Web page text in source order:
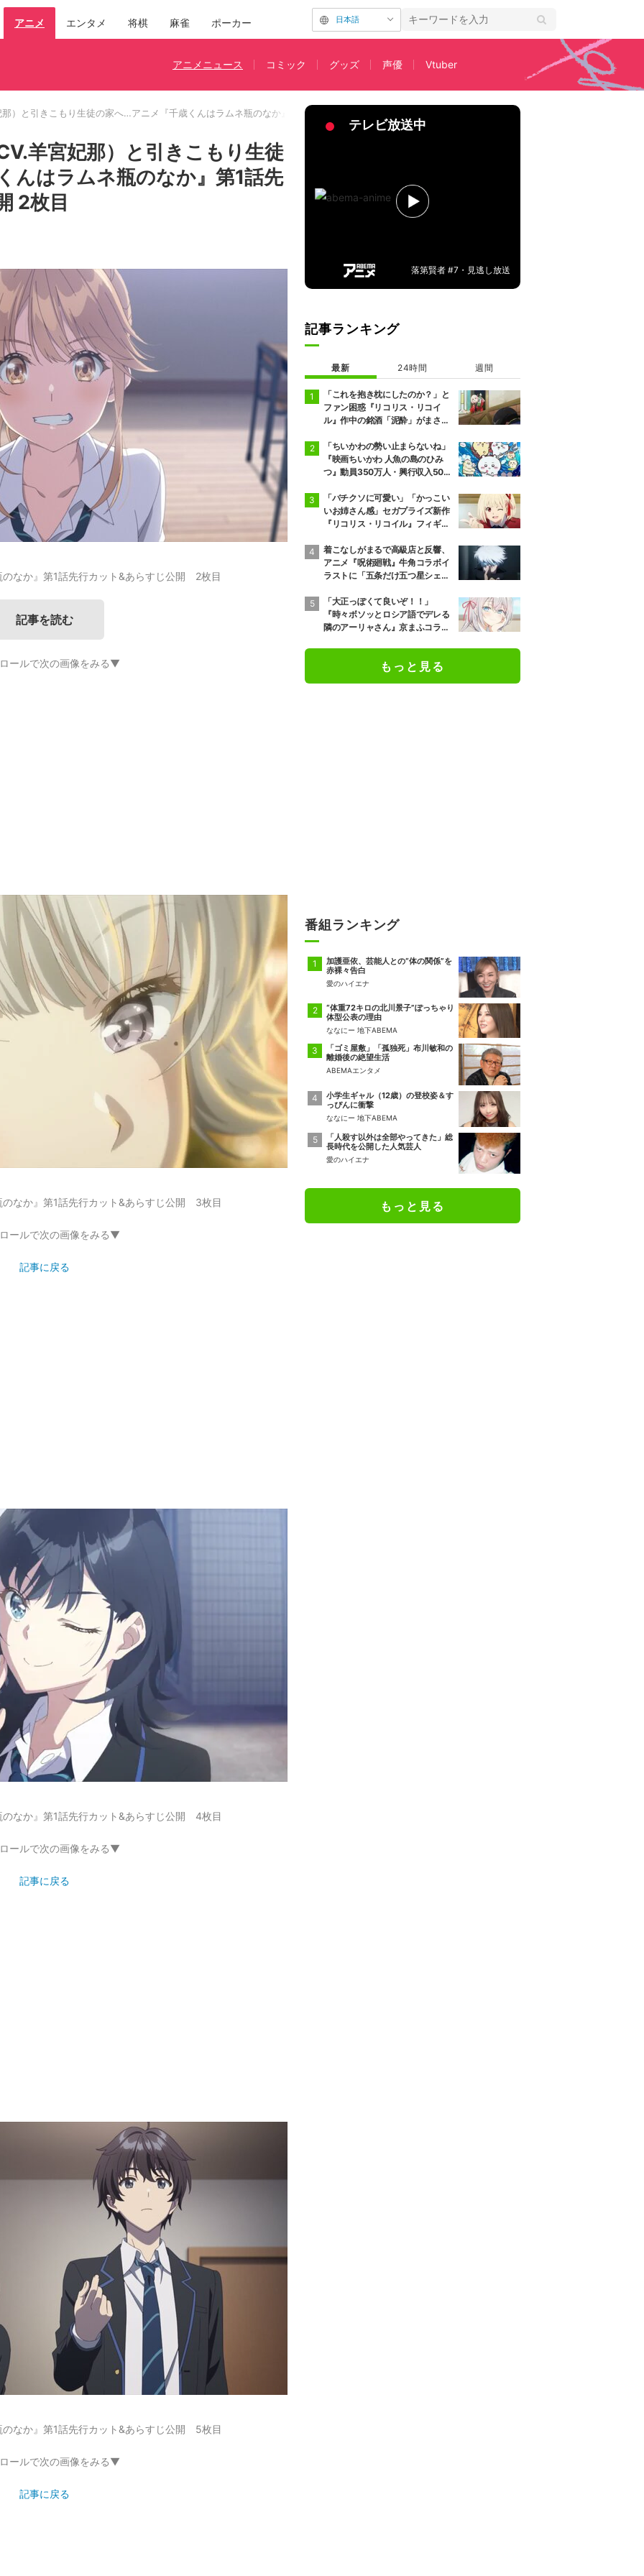
アニメ エンタメ 将棋 麻雀 ポーカー 日本語
アニメニュース コミック グッズ 声優 Vtuber
）と引きこもり生徒の家へ…アニメ『千歳くんはラムネ瓶のなか』第1話先行カット&あらすじ公開
羊宮妃那）と引きこもり生徒
んはラムネ瓶のなか』第1話先
2枚目
なか』第1話先行カット&あらすじ公開 2枚目
記事を読む
ールで次の画像をみる▼
なか』第1話先行カット&あらすじ公開 3枚目
ールで次の画像をみる▼
記事に戻る
なか』第1話先行カット&あらすじ公開 4枚目
ールで次の画像をみる▼
記事に戻る
なか』第1話先行カット&あらすじ公開 5枚目
ールで次の画像をみる▼
記事に戻る
テレビ放送中
落第賢者 #7・見逃し放送
記事ランキング
最新 24時間 週間
「これを抱き枕にしたのか？」と
ファン困惑『リコリス・リコイ
ル』作中の銘酒「泥酔」がまさか
「ちいかわの勢い止まらないね」
『映画ちいかわ 人魚の島のひみ
つ』動員350万人・興行収入50億
「バチクソに可愛い」「かっこい
いお姉さん感」セガプライズ新作
『リコリス・リコイル』フィギュ
着こなしがまるで高級店と反響、
アニメ『呪術廻戦』牛角コラボイ
ラストに「五条だけ五つ星シェ
「大正っぽくて良いぞ！！」
『時々ボソッとロシア語でデレる
隣のアーリャさん』京まふコラボ
もっと見る
番組ランキング
加護亜依、芸能人との“体の関係”を
赤裸々告白
愛のハイエナ
“体重72キロの北川景子”ぽっちゃり
体型公表の理由
ななにー 地下ABEMA
「ゴミ屋敷」「孤独死」布川敏和の
離婚後の絶望生活
ABEMAエンタメ
小学生ギャル（12歳）の登校姿＆す
っぴんに衝撃
ななにー 地下ABEMA
「人殺す以外は全部やってきた」総
長時代を公開した人気芸人
愛のハイエナ
もっと見る